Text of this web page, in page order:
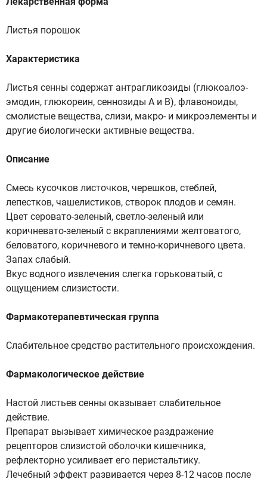
Листья порошок
Характеристика
Листья сенны содержат антрагликозиды (глюкоалоэ-
эмодин, глюкореин, сеннозиды А и В), флавоноиды,
смолистые вещества, слизи, макро- и микроэлементы и
другие биологически активные вещества.
Описание
Смесь кусочков листочков, черешков, стеблей,
лепестков, чашелистиков, створок плодов и семян.
Цвет серовато-зеленый, светло-зеленый или
коричневато-зеленый с вкраплениями желтоватого,
беловатого, коричневого и темно-коричневого цвета.
Запах слабый.
Вкус водного извлечения слегка горьковатый, с
ощущением слизистости.
Фармакотерапевтическая группа
Слабительное средство растительного происхождения.
Фармакологическое действие
Настой листьев сенны оказывает слабительное
действие.
Препарат вызывает химическое раздражение
рецепторов слизистой оболочки кишечника,
рефлекторно усиливает его перистальтику.
Лечебный эффект развивается через 8-12 часов после